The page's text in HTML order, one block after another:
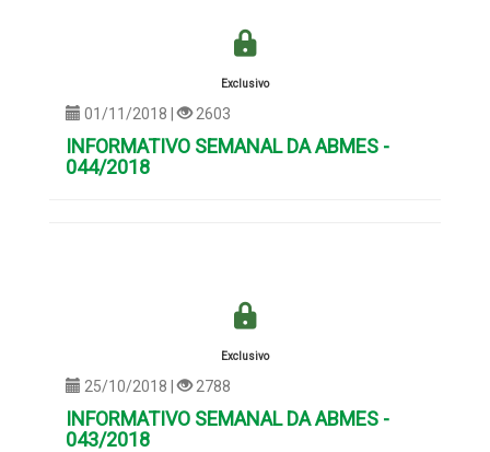
Exclusivo
01/11/2018 | 2603
INFORMATIVO SEMANAL DA ABMES -
044/2018
Exclusivo
25/10/2018 | 2788
INFORMATIVO SEMANAL DA ABMES -
043/2018